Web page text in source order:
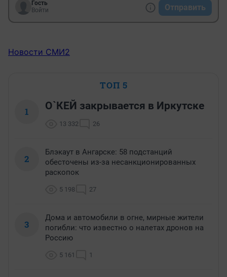
Гость
Войти
Отправить
Новости СМИ2
ТОП 5
1 О`КЕЙ закрывается в Иркутске
13 332 26
2
Блэкаут в Ангарске: 58 подстанций
обесточены из-за несанкционированных
раскопок
5 198 27
3
Дома и автомобили в огне, мирные жители
погибли: что известно о налетах дронов на
Россию
5 161 1